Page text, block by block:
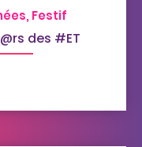
Festif
des #ET